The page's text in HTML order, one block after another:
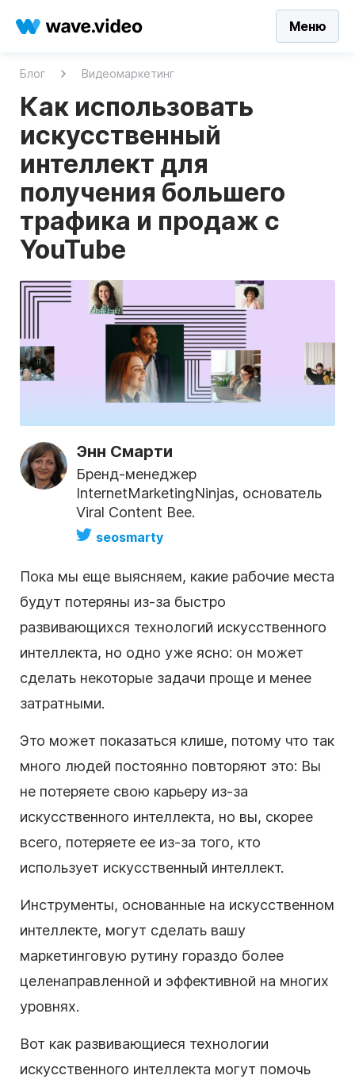
Меню
Блог Видеомаркетинг
Как использовать
искусственный
интеллект для
получения большего
трафика и продаж с
YouTube
Энн Смарти
Бренд-менеджер
InternetMarketingNinjas, основатель
Viral Content Bee.
seosmarty
Пока мы еще выясняем, какие рабочие места
будут потеряны из-за быстро
развивающихся технологий искусственного
интеллекта, но одно уже ясно: он может
сделать некоторые задачи проще и менее
затратными.
Это может показаться клише, потому что так
много людей постоянно повторяют это: Вы
не потеряете свою карьеру из-за
искусственного интеллекта, но вы, скорее
всего, потеряете ее из-за того, кто
использует искусственный интеллект.
Инструменты, основанные на искусственном
интеллекте, могут сделать вашу
маркетинговую рутину гораздо более
целенаправленной и эффективной на многих
уровнях.
Вот как развивающиеся технологии
искусственного интеллекта могут помочь